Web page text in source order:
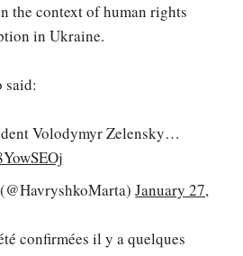
the context of human rights
in Ukraine.
said:
Volodymyr Zelensky…
January 27,
confirmées il y a quelques